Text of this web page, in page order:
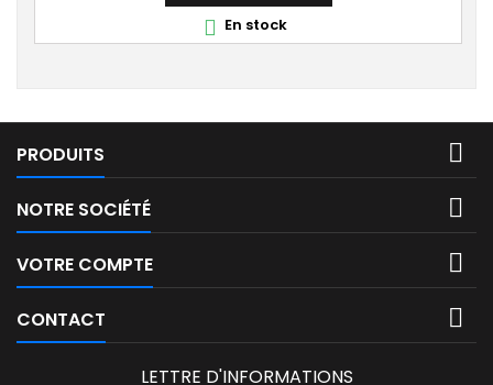
catalyseur PMEC 2 cl
 En stock
PRODUITS 
NOTRE SOCIÉTÉ 
VOTRE COMPTE 
CONTACT 
LETTRE D'INFORMATIONS